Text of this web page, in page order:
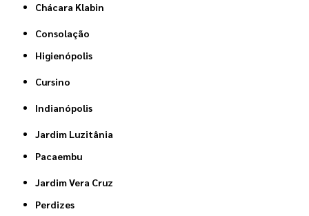
Chácara Klabin
Consolação
Higienópolis
Cursino
Indianópolis
Jardim Luzitânia
Pacaembu
Jardim Vera Cruz
Perdizes